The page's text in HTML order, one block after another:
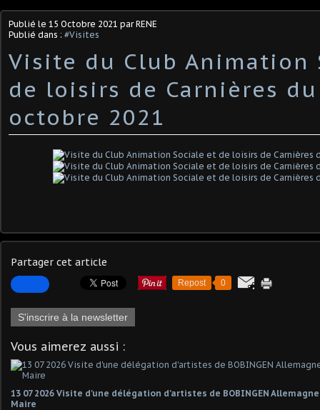
Publié le 15 Octobre 2021 par RENE
Publié dans : #Visites
Visite du Club Animation
de loisirs de Carnières
octobre 2021
Partager cet article
Repost 0
S'inscrire à la newsletter
Vous aimerez aussi :
13 07 2026 Visite d'une délégation d'artistes de BOBINGEN
Maire